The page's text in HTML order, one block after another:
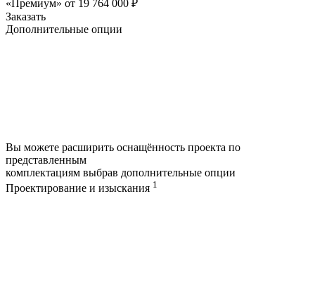
«Премиум» от 19 764 000 ₽
Заказать
Дополнительные опции
Вы можете расширить оснащённость проекта по
представленным
комплектациям выбрав дополнительные опции
Проектирование и изыскания 1